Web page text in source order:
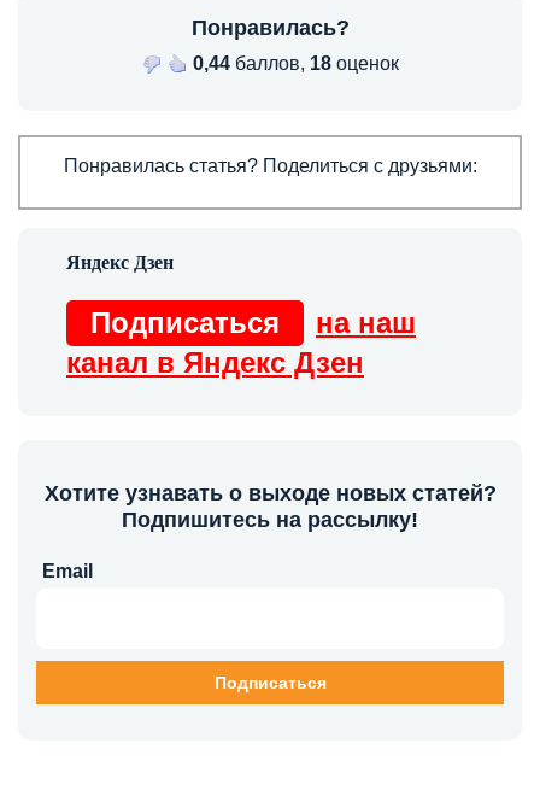
Понравилась?
0,44баллов, 18оценок
Понравилась статья? Поделиться с друзьями:
Подписаться
на наш
канал в Яндекс Дзен
Хотите узнавать о выходе новых статей?
Подпишитесь на рассылку!
Email